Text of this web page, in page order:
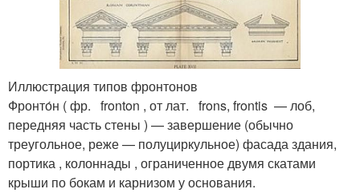
Иллюстрация типов фронтонов
Фронто́н ( фр. fronton , от лат. frons, frontis — лоб,
передняя часть стены ) — завершение (обычно
треугольное, реже — полуциркульное) фасада здания,
портика , колоннады , ограниченное двумя скатами
крыши по бокам и карнизом у основания.